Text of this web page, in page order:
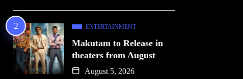
ENTERTAINMENT
Makutam to Release in
theaters from August
August 5, 2026